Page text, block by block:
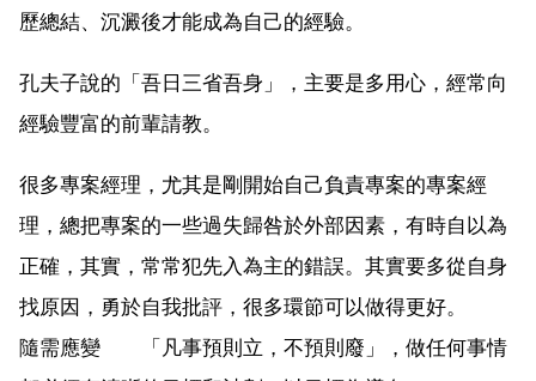
歷總結、沉澱後才能成為自己的經驗。
孔夫子說的「吾日三省吾身」，主要是多用心，經常向
經驗豐富的前輩請教。
很多專案經理，尤其是剛開始自己負責專案的專案經
理，總把專案的一些過失歸咎於外部因素，有時自以為
正確，其實，常常犯先入為主的錯誤。其實要多從自身
找原因，勇於自我批評，很多環節可以做得更好。
隨需應變 「凡事預則立，不預則廢」，做任何事情